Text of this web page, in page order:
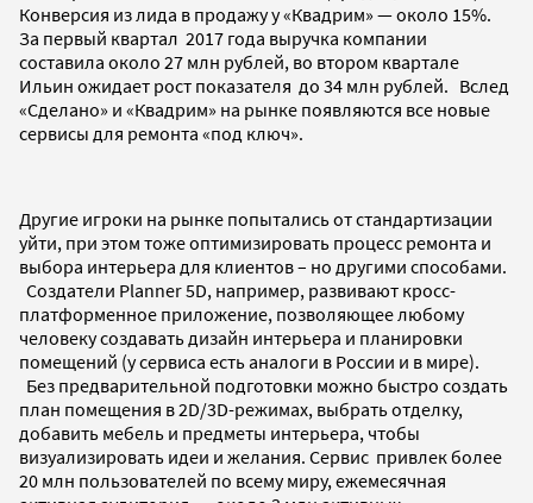
Конверсия из лида в продажу у «Квадрим» — около 15%.
За первый квартал 2017 года выручка компании
составила около 27 млн рублей, во втором квартале
Ильин ожидает рост показателя до 34 млн рублей. Вслед
«Сделано» и «Квадрим» на рынке появляются все новые
сервисы для ремонта «под ключ».
Другие игроки на рынке попытались от стандартизации
уйти, при этом тоже оптимизировать процесс ремонта и
выбора интерьера для клиентов – но другими способами.
Создатели Planner 5D, например, развивают кросс-
платформенное приложение, позволяющее любому
человеку создавать дизайн интерьера и планировки
помещений (у сервиса есть аналоги в России и в мире).
Без предварительной подготовки можно быстро создать
план помещения в 2D/3D-режимах, выбрать отделку,
добавить мебель и предметы интерьера, чтобы
визуализировать идеи и желания. Сервис привлек более
20 млн пользователей по всему миру, ежемесячная